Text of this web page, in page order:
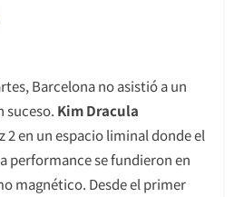
Barcelona no asistió a un
suceso. Kim Dracula
en un espacio liminal donde el
performance se fundieron en
magnético. Desde el primer